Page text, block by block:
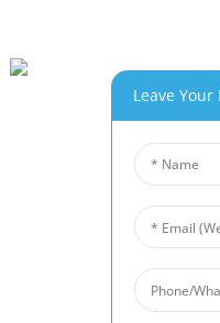
Sales@chinabeihai.net
Project & Application Potentials
Leave Your